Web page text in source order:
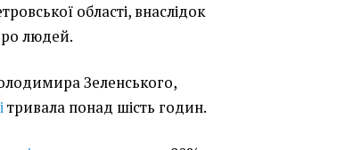
області, внаслідок
людей.
Зеленського,
тривала понад шість годин.